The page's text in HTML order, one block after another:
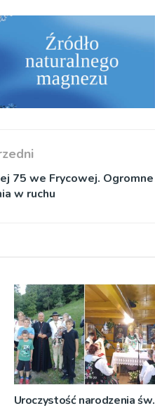
75 we Frycowej. Ogromne
w ruchu
Uroczystość narodzenia św.